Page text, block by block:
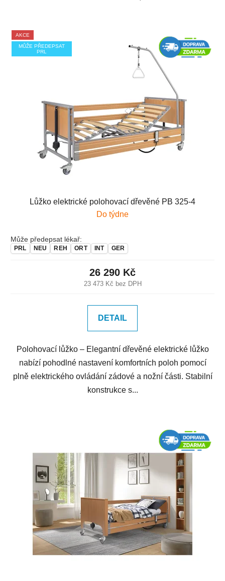
AKCE
MŮŽE PŘEDEPSAT
PRL
Lůžko elektrické polohovací dřevěné PB 325-4
Do týdne
Může předepsat lékař:
PRL NEU REH ORT INT GER
23 473 Kč bez DPH
26 290 Kč
DETAIL
Polohovací lůžko – Elegantní dřevěné elektrické lůžko
nabízí pohodlné nastavení komfortních poloh pomocí
plně elektrického ovládání zádové a nožní části. Stabilní
konstrukce s...